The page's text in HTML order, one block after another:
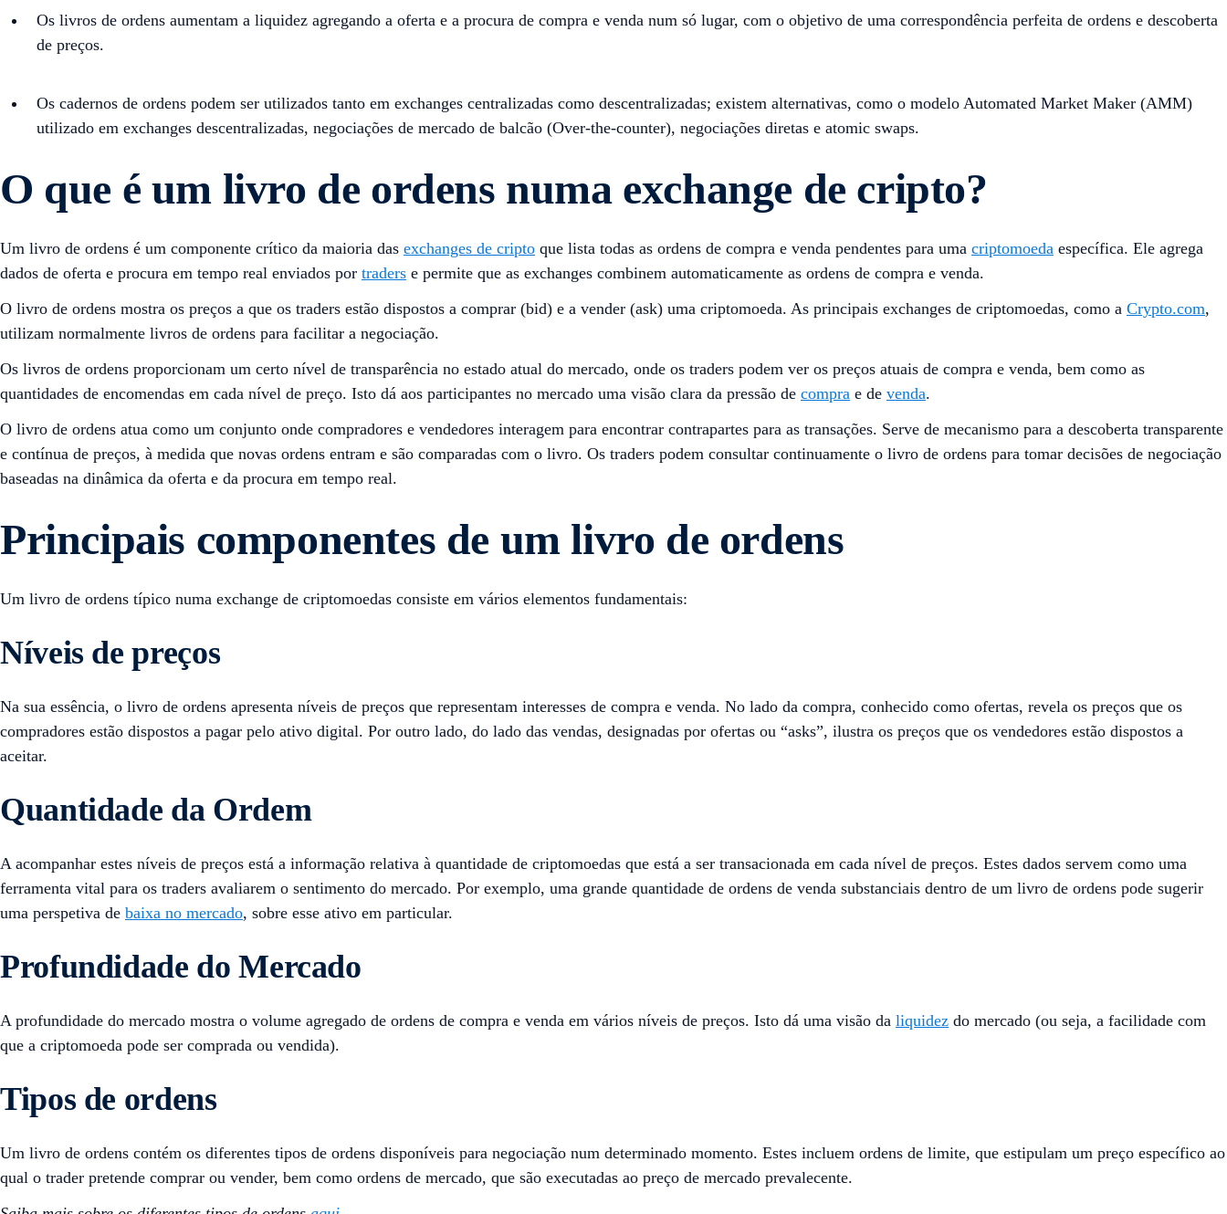
Os livros de ordens aumentam a liquidez agregando a oferta e a procura de compra e venda num só lugar, com o objetivo de uma correspondência perfeita de ordens e descoberta
de preços.
Os cadernos de ordens podem ser utilizados tanto em exchanges centralizadas como descentralizadas; existem alternativas, como o modelo Automated Market Maker (AMM)
utilizado em exchanges descentralizadas, negociações de mercado de balcão (Over-the-counter), negociações diretas e atomic swaps.
O que é um livro de ordens numa exchange de cripto?
Um livro de ordens é um componente crítico da maioria das exchanges de cripto que lista todas as ordens de compra e venda pendentes para uma criptomoeda específica. Ele agrega
dados de oferta e procura em tempo real enviados por traders e permite que as exchanges combinem automaticamente as ordens de compra e venda.
O livro de ordens mostra os preços a que os traders estão dispostos a comprar (bid) e a vender (ask) uma criptomoeda. As principais exchanges de criptomoedas, como a Crypto.com,
utilizam normalmente livros de ordens para facilitar a negociação.
Os livros de ordens proporcionam um certo nível de transparência no estado atual do mercado, onde os traders podem ver os preços atuais de compra e venda, bem como as
quantidades de encomendas em cada nível de preço. Isto dá aos participantes no mercado uma visão clara da pressão de compra e de venda.
O livro de ordens atua como um conjunto onde compradores e vendedores interagem para encontrar contrapartes para as transações. Serve de mecanismo para a descoberta transparente
e contínua de preços, à medida que novas ordens entram e são comparadas com o livro. Os traders podem consultar continuamente o livro de ordens para tomar decisões de negociação
baseadas na dinâmica da oferta e da procura em tempo real.
Principais componentes de um livro de ordens
Um livro de ordens típico numa exchange de criptomoedas consiste em vários elementos fundamentais:
Níveis de preços
Na sua essência, o livro de ordens apresenta níveis de preços que representam interesses de compra e venda. No lado da compra, conhecido como ofertas, revela os preços que os
compradores estão dispostos a pagar pelo ativo digital. Por outro lado, do lado das vendas, designadas por ofertas ou “asks”, ilustra os preços que os vendedores estão dispostos a
aceitar.
Quantidade da Ordem
A acompanhar estes níveis de preços está a informação relativa à quantidade de criptomoedas que está a ser transacionada em cada nível de preços. Estes dados servem como uma
ferramenta vital para os traders avaliarem o sentimento do mercado. Por exemplo, uma grande quantidade de ordens de venda substanciais dentro de um livro de ordens pode sugerir
uma perspetiva de baixa no mercado, sobre esse ativo em particular.
Profundidade do Mercado
A profundidade do mercado mostra o volume agregado de ordens de compra e venda em vários níveis de preços. Isto dá uma visão da liquidez do mercado (ou seja, a facilidade com
que a criptomoeda pode ser comprada ou vendida).
Tipos de ordens
Um livro de ordens contém os diferentes tipos de ordens disponíveis para negociação num determinado momento. Estes incluem ordens de limite, que estipulam um preço específico ao
qual o trader pretende comprar ou vender, bem como ordens de mercado, que são executadas ao preço de mercado prevalecente.